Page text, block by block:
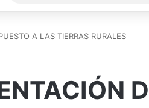
A LAS TIERRAS RURALES